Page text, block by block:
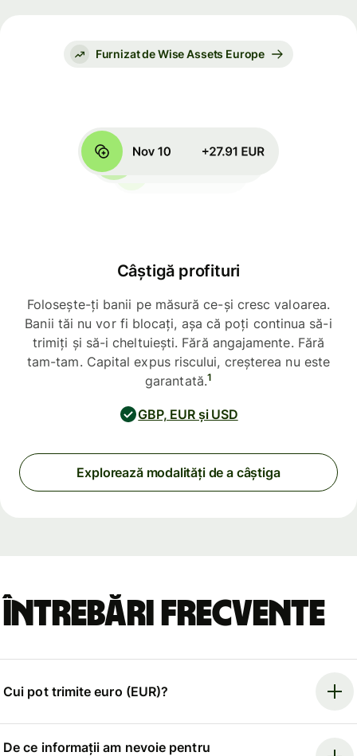
Furnizat de Wise Assets Europe
Câștigă profituri
Folosește-ți banii pe măsură ce-și cresc valoarea.
Banii tăi nu vor fi blocați, așa că poți continua să-i
trimiți și să-i cheltuiești. Fără angajamente. Fără
tam-tam. Capital expus riscului, creșterea nu este
garantată.1
GBP, EUR și USD
Explorează modalități de a câștiga
Întrebări frecvente
Cui pot trimite euro (EUR)?
De ce informații am nevoie pentru